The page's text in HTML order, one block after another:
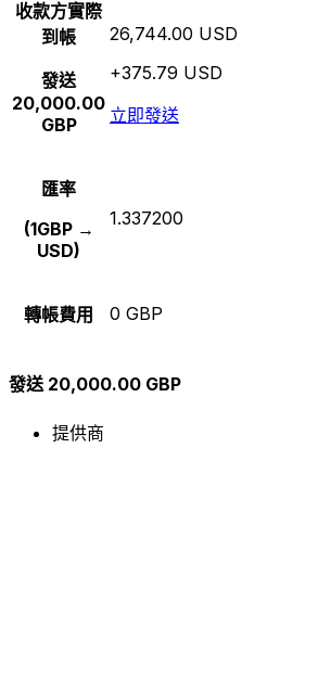
收款方實際
到帳
發送
20,000.00
GBP
26,744.00 USD
+375.79 USD
立即發送
匯率
(1GBP →
USD)
1.337200
轉帳費用 0 GBP
發送 20,000.00 GBP
提供商